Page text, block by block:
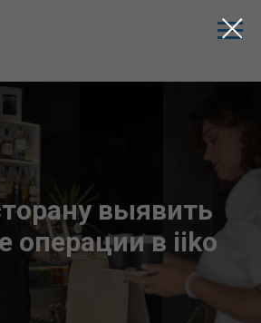
выявить
операции в iiko